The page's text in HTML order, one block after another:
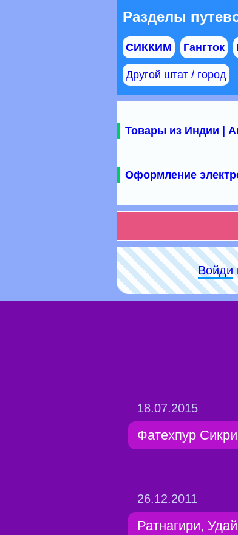
Разделы
СИККИМ Гангток
Другой штат / город
Товары из Индии |
Оформление
Войди
18.07.2015
Фатехпур Сикри
26.12.2011
Ратнагири,